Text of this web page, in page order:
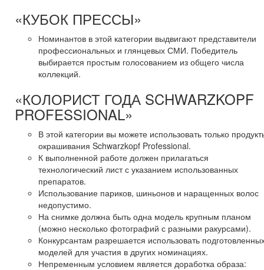
«КУБОК ПРЕССЫ»
Номинантов в этой категории выдвигают представители
профессиональных и глянцевых СМИ. Победитель
выбирается простым голосованием из общего числа
коллекций.
«КОЛОРИСТ ГОДА SCHWARZKOPF
PROFESSIONAL»
В этой категории вы можете использовать только
окрашивания Schwarzkopf Professional.
К выполненной работе должен прилагаться
технологический лист с указанием использованных
препаратов.
Использование париков, шиньонов и наращенных волос
недопустимо.
На снимке должна быть одна модель крупным планом
(можно несколько фотографий с разными ракурсами).
Конкурсантам разрешается использовать
моделей для участия в других номинациях.
Непременным условием является доработка образа: